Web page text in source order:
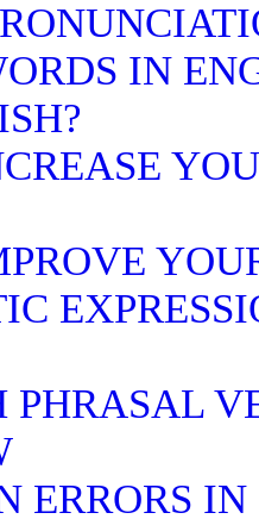
IN
PHRASAL
ERRORS